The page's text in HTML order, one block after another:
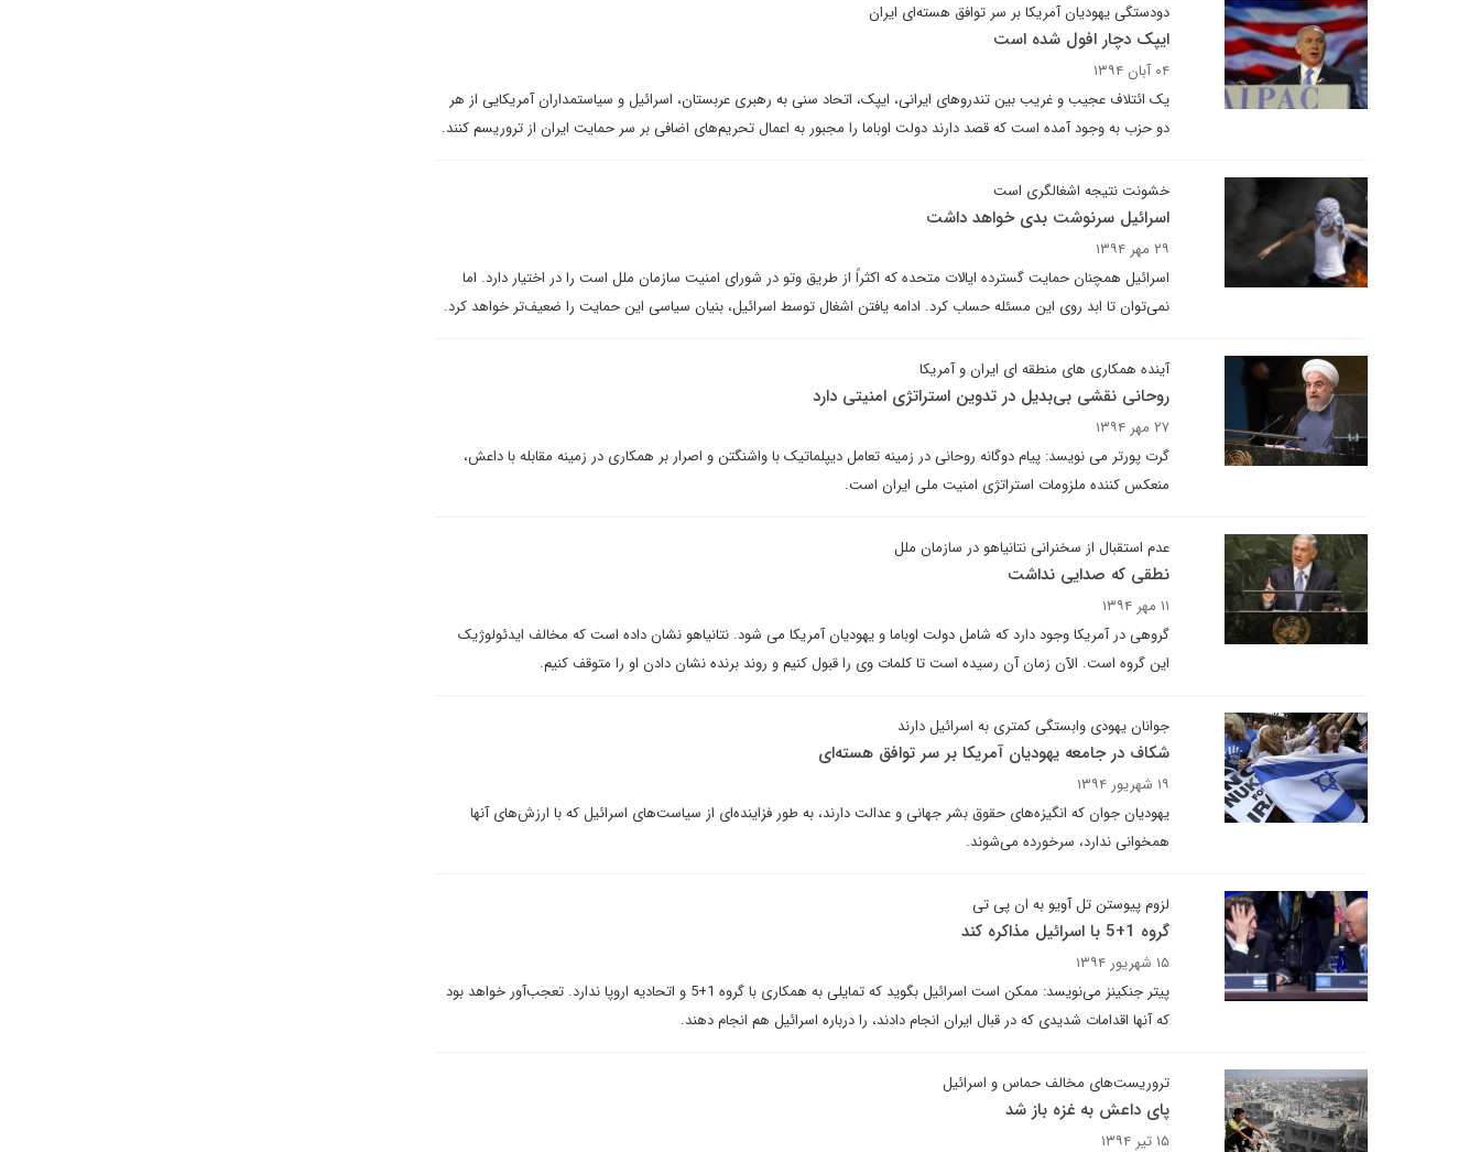
دودستگی یهودیان آمریکا بر سر توافق هسته‌ای ایران
ایپک دچار افول شده است
۰۴ آبان ۱۳۹۴
یک ائتلاف عجیب و غریب بین تندروهای ایرانی، ایپک، اتحاد سنی به رهبری عربستان، اسرائیل و سیاستمداران آمریکایی از هر
دو حزب به وجود آمده است که قصد دارند دولت اوباما را مجبور به اعمال تحریم‌های اضافی بر سر حمایت ایران از تروریسم کنند.
خشونت نتیجه اشغالگری است
اسرائیل سرنوشت بدی خواهد داشت
۲۹ مهر ۱۳۹۴
اسرائیل همچنان حمایت گسترده ایالات متحده که اکثراً از طریق وتو در شورای امنیت سازمان ملل است را در اختیار دارد. اما
نمی‌توان تا ابد روی این مسئله حساب کرد. ادامه یافتن اشغال توسط اسرائیل، بنیان سیاسی این حمایت را ضعیف‌تر خواهد کرد.
آینده همکاری های منطقه ای ایران و آمریکا
روحانی نقشی‌ بی‌بدیل در تدوین استراتژی امنیتی دارد
۲۷ مهر ۱۳۹۴
گرت پورتر می نویسد: پیام دوگانه روحانی در زمینه تعامل دیپلماتیک با واشنگتن و اصرار بر همکاری در زمینه مقابله با داعش،
منعکس کننده ملزومات استراتژی امنیت ملی ایران است.
عدم استقبال از سخنرانی نتانیاهو در سازمان ملل
نطقی که صدایی نداشت
۱۱ مهر ۱۳۹۴
گروهی در آمریکا وجود دارد که شامل دولت اوباما و یهودیان آمریکا می شود. نتانیاهو نشان داده است که مخالف ایدئولوژیک
این گروه است. الآن زمان آن رسیده است تا کلمات وی را قبول کنیم و روند برنده نشان دادن او را متوقف کنیم.
جوانان یهودی وابستگی کمتری به اسرائیل دارند
شکاف در جامعه یهودیان آمریکا بر سر توافق هسته‌ای
۱۹ شهریور ۱۳۹۴
یهودیان جوان که انگیزه‌های حقوق بشر جهانی و عدالت دارند، به طور فزاینده‌ای از سیاست‌های اسرائیل که با ارزش‌های آنها
همخوانی ندارد، سرخورده می‌شوند.
لزوم پیوستن تل آویو به ان پی تی
گروه 1+5 با اسرائیل مذاکره کند
۱۵ شهریور ۱۳۹۴
پیتر جنکینز می‌نویسد: ممکن است اسرائیل بگوید که تمایلی به همکاری با گروه 1+5 و اتحادیه اروپا ندارد. تعجب‌آور خواهد بود
که آنها اقدامات شدیدی که در قبال ایران انجام دادند، را درباره اسرائیل هم انجام دهند.
تروریست‌های مخالف حماس و اسرائیل
پای داعش به غزه باز شد
۱۵ تیر ۱۳۹۴